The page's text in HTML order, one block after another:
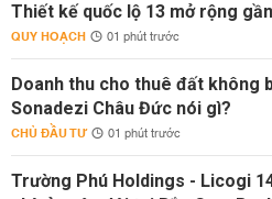
Thiết kế quốc lộ 13 mở rộng
QUY HOẠCH 01 phút trước
Doanh thu cho thuê đất không
Sonadezi Châu Đức nói gì?
CHỦ ĐẦU TƯ 01 phút trước
Trường Phú Holdings - Licogi